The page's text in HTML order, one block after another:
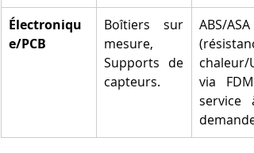
Électroniqu
e/PCB
Boîtiers sur
mesure,
Supports de
capteurs.
ABS/ASA
chaleur/
via FDM
service
demande.